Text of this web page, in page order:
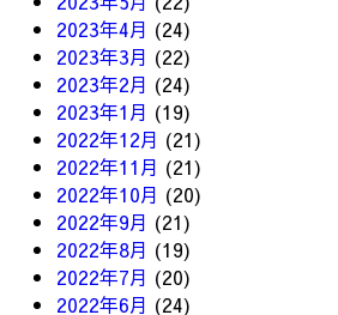
2023年4月 (24)
2023年3月 (22)
2023年2月 (24)
2023年1月 (19)
2022年12月 (21)
2022年11月 (21)
2022年10月 (20)
2022年9月 (21)
2022年8月 (19)
2022年7月 (20)
2022年6月 (24)